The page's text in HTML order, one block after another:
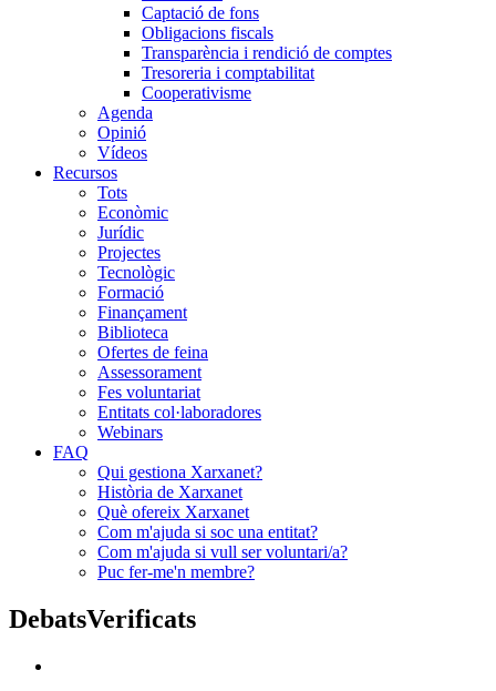
Captació de fons
Obligacions fiscals
Transparència i rendició de comptes
Tresoreria i comptabilitat
Cooperativisme
Agenda
Opinió
Vídeos
Recursos
Tots
Econòmic
Jurídic
Projectes
Tecnològic
Formació
Finançament
Biblioteca
Ofertes de feina
Assessorament
Fes voluntariat
Entitats col·laboradores
Webinars
FAQ
Qui gestiona Xarxanet?
Història de Xarxanet
Què ofereix Xarxanet
Com m'ajuda si soc una entitat?
Com m'ajuda si vull ser voluntari/a?
Puc fer-me'n membre?
DebatsVerificats